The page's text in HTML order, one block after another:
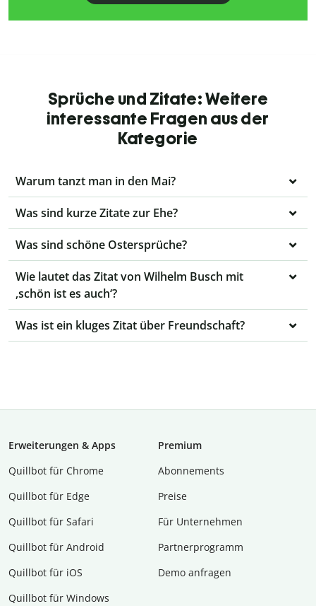
Sprüche und Zitate: Weitere
interessante Fragen aus der
Kategorie
Warum tanzt man in den Mai?
Was sind kurze Zitate zur Ehe?
Was sind schöne Ostersprüche?
Wie lautet das Zitat von Wilhelm Busch mit
‚schön ist es auch‘?
Was ist ein kluges Zitat über Freundschaft?
Erweiterungen & Apps
Quillbot für Chrome
Quillbot für Edge
Quillbot für Safari
Quillbot für Android
Quillbot für iOS
Quillbot für Windows
Premium
Abon­ne­ments
Preise
Für Unternehmen
Partnerprogramm
Demo anfragen